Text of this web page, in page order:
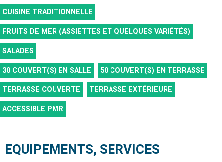
CUISINE TRADITIONNELLE
FRUITS DE MER (ASSIETTES ET QUELQUES VARIÉTÉS)
SALADES
30 COUVERT(S) EN SALLE 50 COUVERT(S) EN TERRASSE
TERRASSE COUVERTE
TERRASSE EXTÉRIEURE
ACCESSIBLE PMR
EQUIPEMENTS, SERVICES